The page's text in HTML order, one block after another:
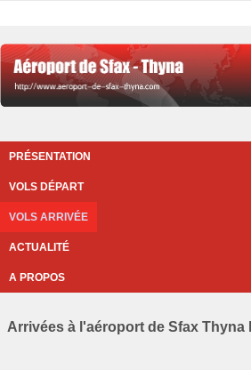
PRÉSENTATION
VOLS DÉPART
VOLS ARRIVÉE
ACTUALITÉ
A PROPOS
Arrivées à l'aéroport de Sfax Thyna